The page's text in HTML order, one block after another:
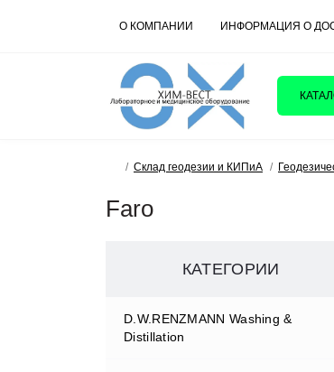
О КОМПАНИИ ИНФОРМАЦИЯ О
Склад геодезии и КИПиА
Faro
КАТЕГОРИИ
D.W.RENZMANN Washing &
Distillation